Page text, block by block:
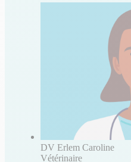
DV Erlem Caroline
Vétérinaire